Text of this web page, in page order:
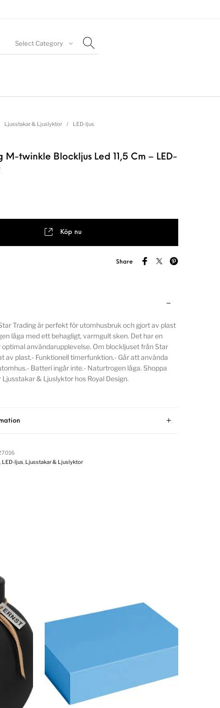
Select Category
Ljusstakar & Ljuslyktor / LED-ljus
M-twinkle Blockljus Led 11,5 Cm – LED-
Köp nu
Share
Trading är perfekt för utomhusbruk och gjort av plast
låga med ett behagligt, varmgult sken. Det har en
användarupplevelse. Om blockljuset från Star
av plast.- Funktionell timerfunktion.- Går att använda
Batteri ingår inte.- Naturtrogen låga. Shoppa
Ljusstakar & Ljuslyktor hos Royal Design.
LED-ljus Ljusstakar & Ljuslyktor